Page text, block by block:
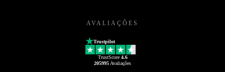
AVALIAÇÕES
Trustpilot
TrustScore 4.6
205995 Avaliações